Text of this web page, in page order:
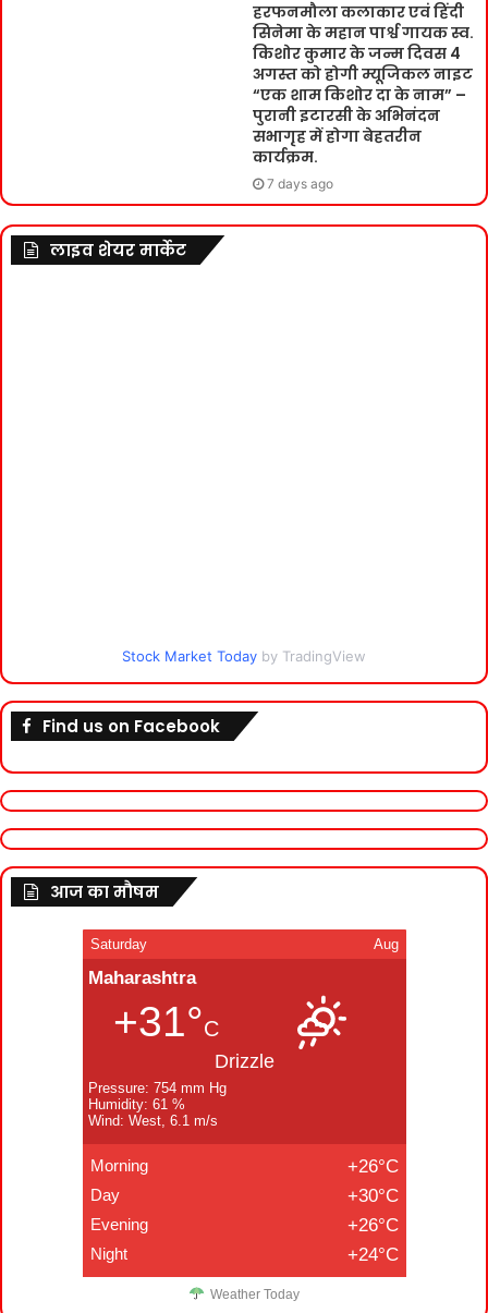
हरफनमौला कलाकार एवं हिंदी
सिनेमा के महान पार्श्व गायक स्व.
किशोर कुमार के जन्म दिवस 4
अगस्त को होगी म्यूजिकल नाइट
“एक शाम किशोर दा के नाम” –
पुरानी इटारसी के अभिनंदन
सभागृह में होगा बेहतरीन
कार्यक्रम.
7 days ago
लाइव शेयर मार्केट
Stock Market Today by TradingView
Find us on Facebook
आज का मौषम
Saturday Aug
Maharashtra
+31°C
Drizzle
Pressure: 754 mm Hg
Humidity: 61 %
Wind: West, 6.1 m/s
Morning +26°C
Day +30°C
Evening +26°C
Night +24°C
Weather Today